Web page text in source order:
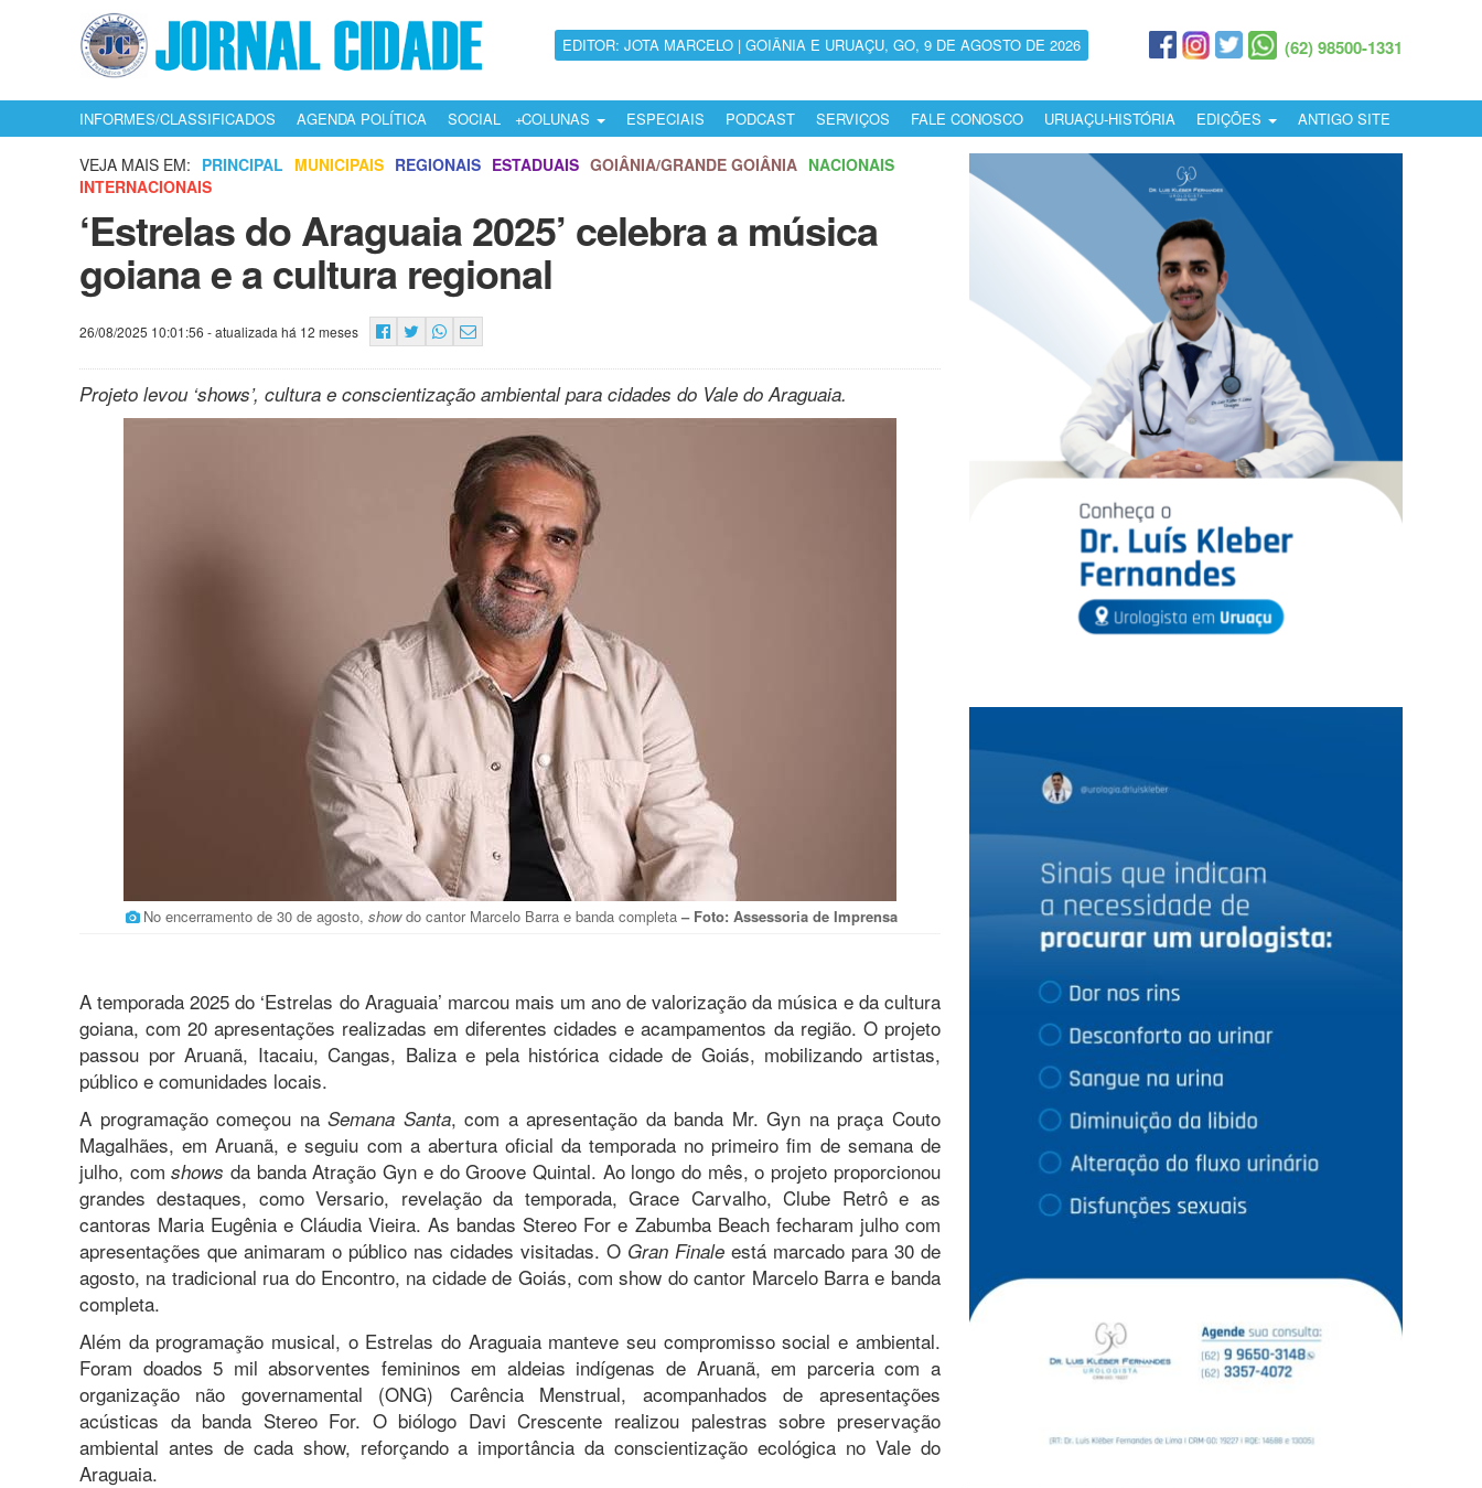
EDITOR: JOTA MARCELO | GOIÂNIA E URUAÇU, GO, 9 DE AGOSTO DE 2026 (62) 98500-1331
INFORMES/CLASSIFICADOS AGENDA POLÍTICA SOCIAL COLUNAS ESPECIAIS PODCAST SERVIÇOS FALE CONOSCO URUAÇU-HISTÓRIA EDIÇÕES ANTIGO SITE
VEJA MAIS EM: PRINCIPAL MUNICIPAIS REGIONAIS ESTADUAIS GOIÂNIA/GRANDE GOIÂNIA NACIONAIS
INTERNACIONAIS
‘Estrelas do Araguaia 2025’ celebra a música
goiana e a cultura regional
26/08/2025 10:01:56 - atualizada há 12 meses
Projeto levou ‘shows’, cultura e conscientização ambiental para cidades do Vale do Araguaia.
No encerramento de 30 de agosto, showdo cantor Marcelo Barra e banda completa – Foto: Assessoria de Imprensa
A temporada 2025 do ‘Estrelas do Araguaia’ marcou mais um ano de valorização da música e da cultura
goiana, com 20 apresentações realizadas em diferentes cidades e acampamentos da região. O projeto
passou por Aruanã, Itacaiu, Cangas, Baliza e pela histórica cidade de Goiás, mobilizando artistas,
público e comunidades locais.
A programação começou naSemana Santa, com a apresentação da banda Mr. Gyn na praça Couto
Magalhães, em Aruanã, e seguiu com a abertura oficial da temporada no primeiro fim de semana de
julho, comshows da banda Atração Gyn e do Groove Quintal. Ao longo do mês, o projeto proporcionou
grandes destaques, como Versario, revelação da temporada, Grace Carvalho, Clube Retrô e as
cantoras Maria Eugênia e Cláudia Vieira. As bandas Stereo For e Zabumba Beach fecharam julho com
apresentações que animaram o público nas cidades visitadas. O Gran Finaleestá marcado para 30 de
agosto, na tradicional rua do Encontro, na cidade de Goiás, com show do cantor Marcelo Barra e banda
completa.
Além da programação musical, o Estrelas do Araguaia manteve seu compromisso social e ambiental.
Foram doados 5 mil absorventes femininos em aldeias indígenas de Aruanã, em parceria com a
organização não governamental (ONG) Carência Menstrual, acompanhados de apresentações
acústicas da banda Stereo For. O biólogo Davi Crescente realizou palestras sobre preservação
ambiental antes de cada show, reforçando a importância da conscientização ecológica no Vale do
Araguaia.